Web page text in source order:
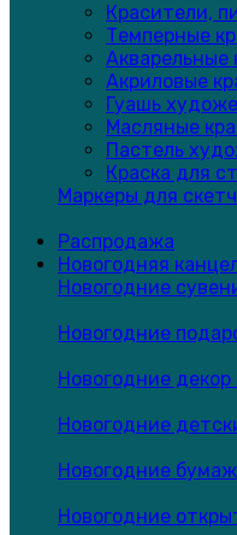
Красители,
Темперные
Акварельные
Акриловые
Гуашь
Масляные
Пастель
Краска для
Маркеры для
Распродажа
Новогодняя
Новогодние
Новогодние
Новогодние
Новогодние
Новогодние
Новогодние